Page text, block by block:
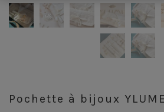
Pochette à bijoux YLUME